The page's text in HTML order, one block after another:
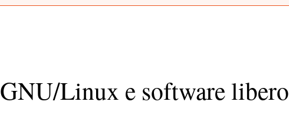
GNU/Linux e software libero